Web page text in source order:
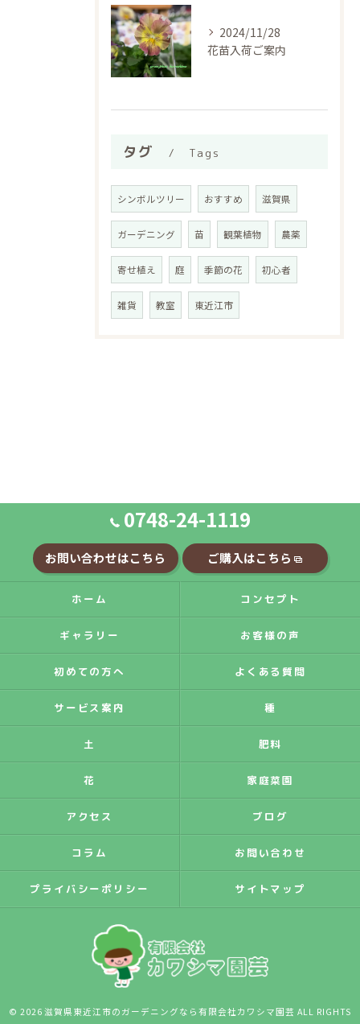
2024/11/28
花苗入荷ご案内
タグ Tags
シンボルツリー おすすめ 滋賀県
ガーデニング 苗 観葉植物 農薬
寄せ植え 庭 季節の花 初心者
雑貨 教室 東近江市
0748-24-1119
お問い合わせはこちら ご購入はこちら
ホーム コンセプト
ギャラリー お客様の声
初めての方へ よくある質問
サービス案内 種
土 肥料
花 家庭菜園
アクセス ブログ
コラム お問い合わせ
プライバシーポリシー サイトマップ
© 2026 滋賀県東近江市のガーデニングなら有限会社カワシマ園芸 ALL RIGHTS